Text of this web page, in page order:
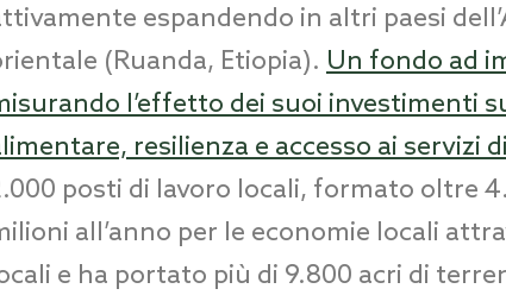
espandendo in altri paesi
(Ruanda, Etiopia). Un fondo ad
l’effetto dei suoi investimenti
resilienza e accesso ai servizi
posti di lavoro locali, formato oltre
all’anno per le economie locali
e ha portato più di 9.800 acri di